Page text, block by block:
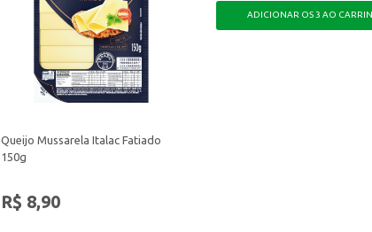
Queijo Mussarela Italac Fatiado
150g
R$ 8,90
ADICIONAR OS 3 AO